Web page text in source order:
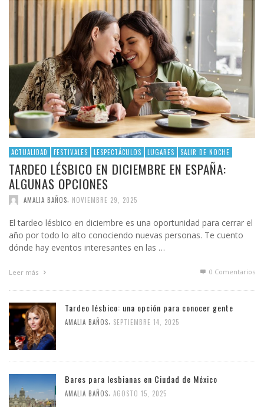
ACTUALIDAD FESTIVALES LESPECTÁCULOS LUGARES SALIR DE NOCHE
TARDEO LÉSBICO EN DICIEMBRE EN ESPAÑA:
ALGUNAS OPCIONES
AMALIA BAÑOS NOVIEMBRE 29, 2025
El tardeo lésbico en diciembre es una oportunidad para cerrar el
año por todo lo alto conociendo nuevas personas. Te cuento
dónde hay eventos interesantes en las …
Leer más 0 Comentarios
Tardeo lésbico: una opción para conocer gente
AMALIA BAÑOS SEPTIEMBRE 14, 2025
Bares para lesbianas en Ciudad de México
AMALIA BAÑOS AGOSTO 15, 2025